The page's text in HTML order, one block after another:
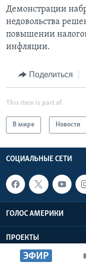
ЭФИР
Демонстрации
недовольства
повышении
инфляции.
Поделиться
This item is part of
В мире Новости
СОЦИАЛЬНЫЕ СЕТИ
ГОЛОС АМЕРИКИ
ПРОЕКТЫ